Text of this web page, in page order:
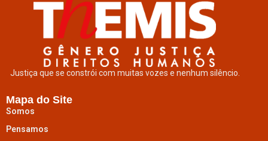
Justiça que se constrói com muitas vozes e nenhum silêncio.
Mapa do Site
Somos
Pensamos